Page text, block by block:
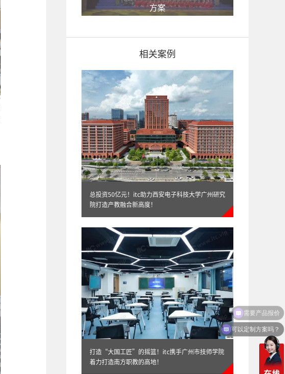
方案
酒店多功能厅、宴会厅WiFi无线会议
系统应用方案
宴会厅舞台灯光系统
大型多功能厅舞台灯光系统
相关案例
总投资50亿元！itc助力西安电子科技大学广州研究
院打造产教融合新高度！
打造“大国工匠”的摇篮！itc携手广州市技师学院
着力打造南方职教的高地！
可以定制方案吗？